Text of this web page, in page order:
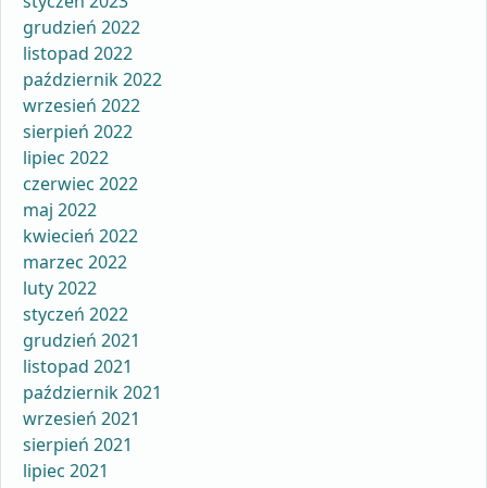
grudzień 2022
listopad 2022
październik 2022
wrzesień 2022
sierpień 2022
lipiec 2022
czerwiec 2022
maj 2022
kwiecień 2022
marzec 2022
luty 2022
styczeń 2022
grudzień 2021
listopad 2021
październik 2021
wrzesień 2021
sierpień 2021
lipiec 2021